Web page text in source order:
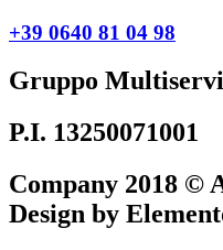
+39 0640 81 04 98
Gruppo
P.I. 13250071001
Company 2018 ©
Design by